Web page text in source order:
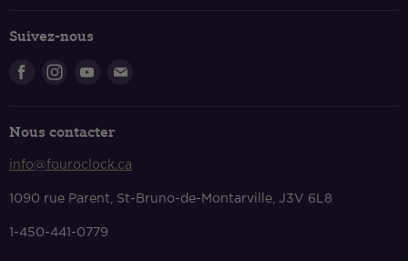
Politique de livraison
Nous contacter
À propos
Suivez-nous
Trouvez-
Facebook
Trouvez-
Instagram
Trouvez-
Youtube
Nous contacter
info@fouroclock.ca
1090 rue Parent, St-Bruno-de-Montarville, J3V 6L8
1-450-441-0779